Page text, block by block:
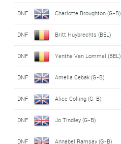
DNF Charlotte Broughton (G-B)
DNF Britt Huybrechts (BEL)
DNF Yenthe Van Lommel (BEL)
DNF Amelia Cebak (G-B)
DNF Alice Colling (G-B)
DNF Jo Tindley (G-B)
DNF Annabel Ramsay (G-B)